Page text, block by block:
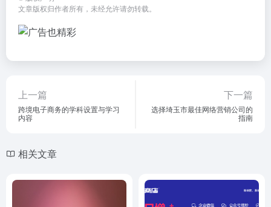
文章版权归作者所有，未经允许请勿转载。
上一篇
跨境电子商务的学科设置与学习
内容
下一篇
选择埼玉市最佳网络营销公司的
指南
相关文章